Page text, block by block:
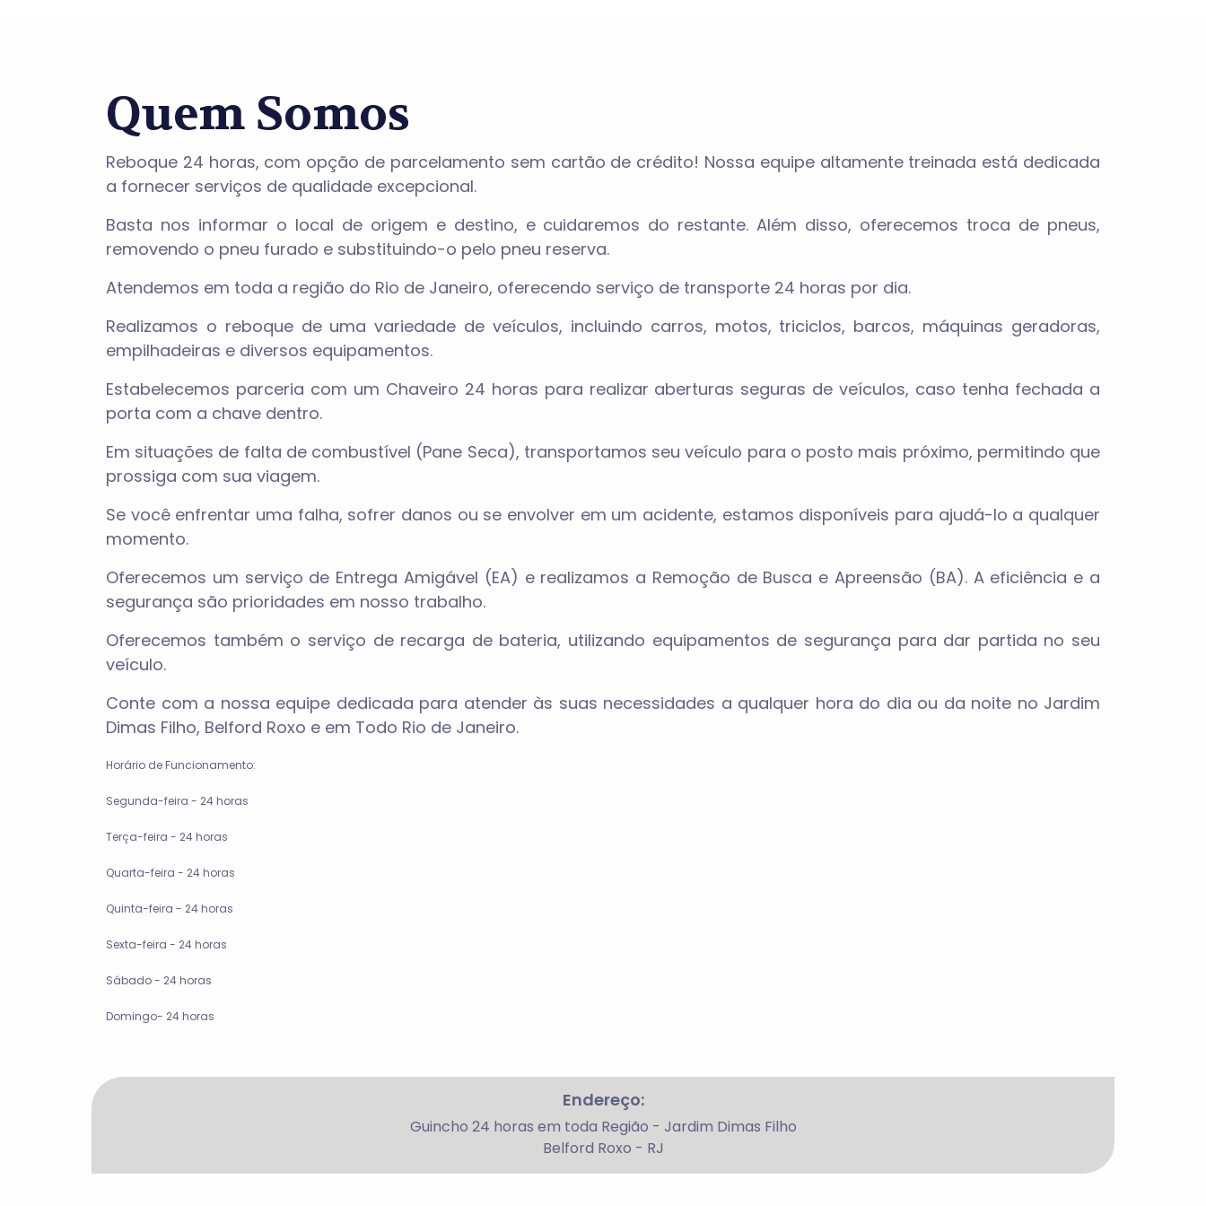
Quem Somos
Reboque 24 horas, com opção de parcelamento sem cartão de crédito! Nossa equipe altamente treinada está dedicada
a fornecer serviços de qualidade excepcional.
Basta nos informar o local de origem e destino, e cuidaremos do restante. Além disso, oferecemos troca de pneus,
removendo o pneu furado e substituindo-o pelo pneu reserva.
Atendemos em toda a região do Rio de Janeiro, oferecendo serviço de transporte 24 horas por dia.
Realizamos o reboque de uma variedade de veículos, incluindo carros, motos, triciclos, barcos, máquinas geradoras,
empilhadeiras e diversos equipamentos.
Estabelecemos parceria com um Chaveiro 24 horas para realizar aberturas seguras de veículos, caso tenha fechada a
porta com a chave dentro.
Em situações de falta de combustível (Pane Seca), transportamos seu veículo para o posto mais próximo, permitindo que
prossiga com sua viagem.
Se você enfrentar uma falha, sofrer danos ou se envolver em um acidente, estamos disponíveis para ajudá-lo a qualquer
momento.
Oferecemos um serviço de Entrega Amigável (EA) e realizamos a Remoção de Busca e Apreensão (BA). A eficiência e a
segurança são prioridades em nosso trabalho.
Oferecemos também o serviço de recarga de bateria, utilizando equipamentos de segurança para dar partida no seu
veículo.
Conte com a nossa equipe dedicada para atender às suas necessidades a qualquer hora do dia ou da noite no Jardim
Dimas Filho, Belford Roxo e em Todo Rio de Janeiro.
Horário de Funcionamento:
Segunda-feira - 24 horas
Terça-feira - 24 horas
Quarta-feira - 24 horas
Quinta-feira - 24 horas
Sexta-feira - 24 horas
Sábado - 24 horas
Domingo- 24 horas
Endereço:
Guincho 24 horas em toda Região - Jardim Dimas Filho
Belford Roxo - RJ